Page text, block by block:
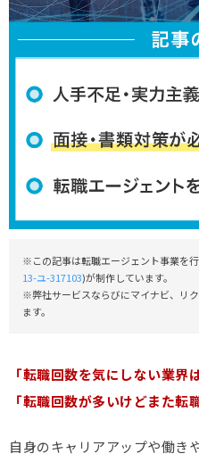
※この記事は転職エージェント事業を
13-ユ-317103)が制作しています。
※弊社サービスならびにマイナビ、リ
ます。
「転職回数を気にしない業界
「転職回数が多いけどまた転
自身のキャリアアップや働き